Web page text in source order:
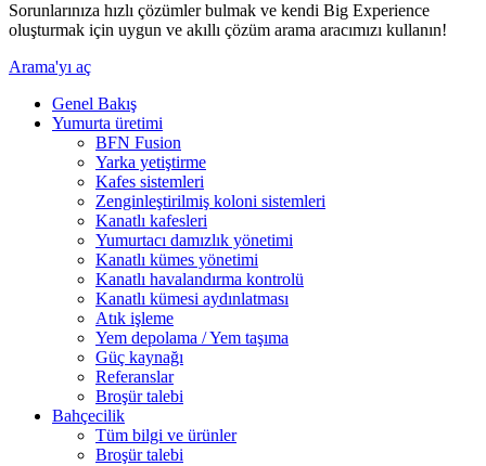
Sorunlarınıza hızlı çözümler bulmak ve kendi Big Experience
oluşturmak için uygun ve akıllı çözüm arama aracımızı kullanın!
Arama'yı aç
Genel Bakış
Yumurta üretimi
BFN Fusion
Yarka yetiştirme
Kafes sistemleri
Zenginleştirilmiş koloni sistemleri
Kanatlı kafesleri
Yumurtacı damızlık yönetimi
Kanatlı kümes yönetimi
Kanatlı havalandırma kontrolü
Kanatlı kümesi aydınlatması
Atık işleme
Yem depolama / Yem taşıma
Güç kaynağı
Referanslar
Broşür talebi
Bahçecilik
Tüm bilgi ve ürünler
Broşür talebi